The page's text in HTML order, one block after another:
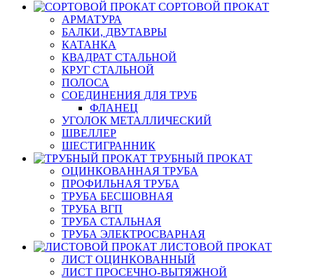
СОРТОВОЙ ПРОКАТ
АРМАТУРА
БАЛКИ, ДВУТАВРЫ
КАТАНКА
КВАДРАТ СТАЛЬНОЙ
КРУГ СТАЛЬНОЙ
ПОЛОСА
СОЕДИНЕНИЯ ДЛЯ ТРУБ
ФЛАНЕЦ
УГОЛОК МЕТАЛЛИЧЕСКИЙ
ШВЕЛЛЕР
ШЕСТИГРАННИК
ТРУБНЫЙ ПРОКАТ
ОЦИНКОВАННАЯ ТРУБА
ПРОФИЛЬНАЯ ТРУБА
ТРУБА БЕСШОВНАЯ
ТРУБА ВГП
ТРУБА СТАЛЬНАЯ
ТРУБА ЭЛЕКТРОСВАРНАЯ
ЛИСТОВОЙ ПРОКАТ
ЛИСТ ОЦИНКОВАННЫЙ
ЛИСТ ПРОСЕЧНО-ВЫТЯЖНОЙ